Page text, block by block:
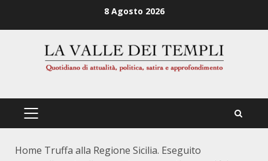
8 Agosto 2026
PRIMÄRES
Home Truffa alla Regione Sicilia. Eseguito